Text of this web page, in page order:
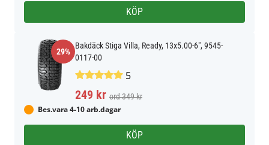
KÖP
29%
Bakdäck Stiga Villa, Ready, 13x5.00-6", 9545-
0117-00
5
249 kr ord 349 kr
Bes.vara 4-10 arb.dagar
KÖP